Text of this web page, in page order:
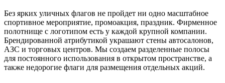
Без ярких уличных флагов не пройдет ни одно масштабное
спортивное мероприятие, промоакция, праздник. Фирменное
полотнище с логотипом есть у каждой крупной компании.
Брендированной атрибутикой украшают стены автосалонов,
АЗС и торговых центров. Мы создаем разделенные полосы
для постоянного использования в открытом пространстве, а
также недорогие флаги для размещения отдельных акций.